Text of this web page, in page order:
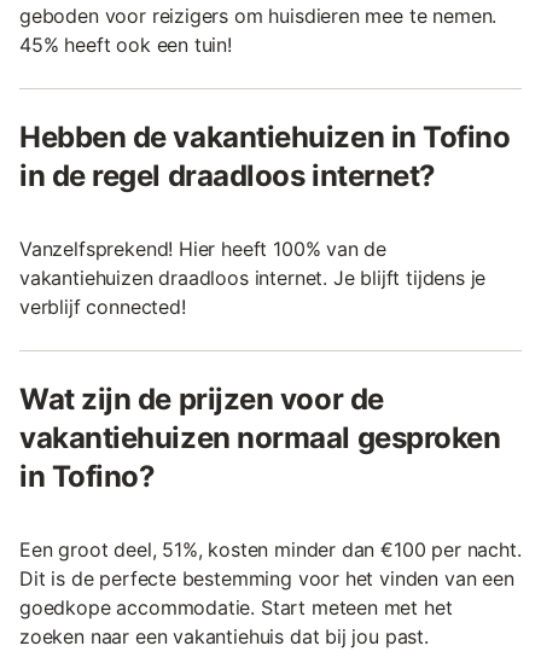
geboden voor reizigers om huisdieren mee te nemen.
45% heeft ook een tuin!
Hebben de vakantiehuizen in Tofino
in de regel draadloos internet?
Vanzelfsprekend! Hier heeft 100% van de
vakantiehuizen draadloos internet. Je blijft tijdens je
verblijf connected!
Wat zijn de prijzen voor de
vakantiehuizen normaal gesproken
in Tofino?
Een groot deel, 51%, kosten minder dan €100 per nacht.
Dit is de perfecte bestemming voor het vinden van een
goedkope accommodatie. Start meteen met het
zoeken naar een vakantiehuis dat bij jou past.